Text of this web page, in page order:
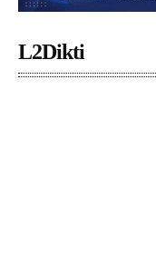
L2Dikti